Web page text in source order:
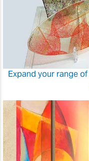
Expand your range